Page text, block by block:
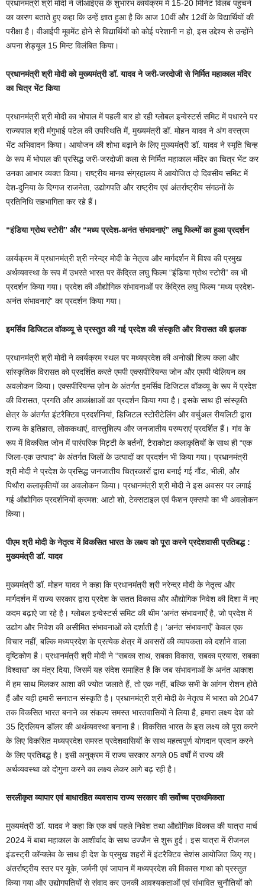
प्रधानमंत्री श्री मोदी ने जीआईएस के शुभारंभ कार्यक्रम में 15-20 मिनिट विलंब पहुंचने
का कारण बताते हुए कहा कि उन्हें ज्ञात हुआ है कि आज 10वीं और 12वीं के विद्यार्थियों की
परीक्षा है। वीआईपी मूवमेंट होने से विद्यार्थियों को कोई परेशानी न हो, इस उद्देश्य से उन्होंने
अपना शेड्यूल 15 मिन्ट विलंबित किया।
प्रधानमंत्री श्री मोदी को मुख्यमंत्री डॉ. यादव ने जरी-जरदोजी से निर्मित महाकाल मंदिर
का चित्र भेंट किया
प्रधानमंत्री श्री मोदी का भोपाल में पहली बार हो रही ग्लोबल इन्वेस्टर्स समिट में पधारने पर
राज्यपाल श्री मंगुभाई पटेल की उपस्थिति में, मुख्यमंत्री डॉ. मोहन यादव ने अंग वस्त्रम
भेंट अभिवादन किया। आयोजन की शोभा बढ़ाने के लिए मुख्यमंत्री डॉ. यादव ने स्मृति चिन्ह
के रूप में भोपाल की प्रसिद्ध जरी-जरदोजी कला से निर्मित महाकाल मंदिर का चित्र भेंट कर
उनका आभार व्यक्त किया। राष्ट्रीय मानव संग्रहालय में आयोजित दो दिवसीय समिट में
देश-दुनिया के दिग्गज राजनेता, उद्योगपति और राष्ट्रीय एवं अंतर्राष्ट्रीय संगठनों के
प्रतिनिधि सहभागिता कर रहे हैं।
“इंडिया ग्रोथ स्टोरी” और “मध्य प्रदेश-अनंत संभावनाएं” लघु फिल्मों का हुआ प्रदर्शन
कार्यक्रम में प्रधानमंत्री श्री नरेन्द्र मोदी के नेतृत्व और मार्गदर्शन में विश्व की प्रमुख
अर्थव्यवस्था के रूप में उभरते भारत पर केंद्रित लघु फिल्म “इंडिया ग्रोथ स्टोरी” का भी
प्रदर्शन किया गया। प्रदेश की औद्योगिक संभावनाओं पर केंद्रित लघु फिल्म “मध्य प्रदेश-
अनंत संभावनाएं” का प्रदर्शन किया गया।
इमर्सिव डिजिटल वॉकव्यू से प्रस्तुत की गई प्रदेश की संस्कृति और विरासत की झलक
प्रधानमंत्री श्री मोदी ने कार्यक्रम स्थल पर मध्यप्रदेश की अनोखी शिल्प कला और
सांस्कृतिक विरासत को प्रदर्शित करते एमपी एक्सपीरियन्स जोन और एमपी प्वेलियन का
अवलोकन किया। एक्सपीरियन्स ज़ोन के अंतर्गत इमर्सिव डिजिटल वॉकव्यू के रूप में प्रदेश
की विरासत, प्रगति और आकांक्षाओं का प्रदर्शन किया गया है। इसके साथ ही सांस्कृति
क्षेत्र के अंतर्गत इंटरैक्टिव प्रदर्शनियां, डिजिटल स्टोरीटेलिंग और वर्चुअल रीयलिटी द्वारा
राज्य के इतिहास, लोककथाएं, वास्तुशिल्प और जनजातीय परम्पराएं प्रदर्शित हैं। गांव के
रूप में विकसित जोन में पारंपरिक मिट्टी के बर्तनों, टैराकोटा कलाकृतियों के साथ ही “एक
जिला-एक उत्पाद” के अंतर्गत जिलों के उत्पादों का प्रदर्शन भी किया गया। प्रधानमंत्री
श्री मोदी ने प्रदेश के प्रसिद्ध जनजातीय चित्रकारों द्वारा बनाई गई गौंड, भीली, और
पिथौरा कलाकृतियों का अवलोकन किया। प्रधानमंत्री श्री मोदी ने इस अवसर पर लगाई
गई औद्योगिक प्रदर्शनियों क्रमश: आटो शो, टेक्सटाइल एवं फैशन एक्सपो का भी अवलोकन
किया।
पीएम श्री मोदी के नेतृत्व में विकसित भारत के लक्ष्य को पूरा करने प्रदेशवासी प्रतिबद्ध :
मुख्यमंत्री डॉ. यादव
मुख्यमंत्री डॉ. मोहन यादव ने कहा कि प्रधानमंत्री श्री नरेन्द्र मोदी के नेतृत्व और
मार्गदर्शन में राज्य सरकार द्वारा प्रदेश के सतत विकास और औद्योगिक निवेश की दिशा में नए
कदम बढ़ाऐ जा रहे है। ग्लोबल इन्वेस्टर्स समिट की थीम ‘अनंत संभावनाएँ है, जो प्रदेश में
उद्योग और निवेश की असीमित संभावनाओं को दर्शाती है। ‘अनंत संभावनाएँ’ केवल एक
विचार नहीं, बल्कि मध्यप्रदेश के प्रत्येक क्षेत्र में अवसरों की व्यापकता को दर्शाने वाला
दृष्टिकोण है। प्रधानमंत्री श्री मोदी ने “सबका साथ, सबका विकास, सबका प्रयास, सबका
विश्वास” का मंत्र दिया, जिसमें यह संदेश समाहित है कि जब संभावनाओं के अनंत आकाश
में हम साथ मिलकर आशा की ज्योत जलाते हैं, तो एक नहीं, बल्कि सभी के आंगन रोशन होते
हैं और यही हमारी सनातन संस्कृति है। प्रधानमंत्री श्री मोदी के नेतृत्व में भारत को 2047
तक विकसित भारत बनाने का संकल्प समस्त भारतवासियों ने लिया है, हमारा लक्ष्य देश को
35 ट्रिलियन डॉलर की अर्थव्यवस्था बनाना है। विकसित भारत के इस लक्ष्य को पूरा करने
के लिए विकसित मध्यप्रदेश समस्त प्रदेशवासियों के साथ महत्वपूर्ण योगदान प्रदान करने
के लिए प्रतिबद्ध है। इसी अनुक्रम में राज्य सरकार अगले 05 वर्षों में राज्य की
अर्थव्यवस्था को दोगुना करने का लक्ष्य लेकर आगे बढ़ रही है।
सरलीकृत व्यापार एवं बाधारहित व्यवसाय राज्य सरकार की सर्वोच्च प्राथमिकता
मुख्यमंत्री डॉ. यादव ने कहा कि एक वर्ष पहले निवेश तथा औद्योगिक विकास की यात्रा मार्च
2024 में बाबा महाकाल के आशीर्वाद के साथ उज्जैन से शुरू हुई। इस यात्रा में रीजनल
इंडस्ट्री कॉन्क्लेव के साथ ही देश के प्रमुख शहरों में इंटरैक्टिव सेशंस आयोजित किए गए।
अंतर्राष्ट्रीय स्तर पर यूके, जर्मनी एवं जापान में मध्यप्रदेश की विकास गाथा को प्रस्तुत
किया गया और उद्योगपतियों से संवाद कर उनकी आवश्यकताओं एवं संभावित चुनौतियों को